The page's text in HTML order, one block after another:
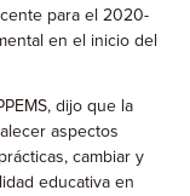
para el 2020-
en el inicio del
dijo que la
aspectos
cambiar y
educativa en